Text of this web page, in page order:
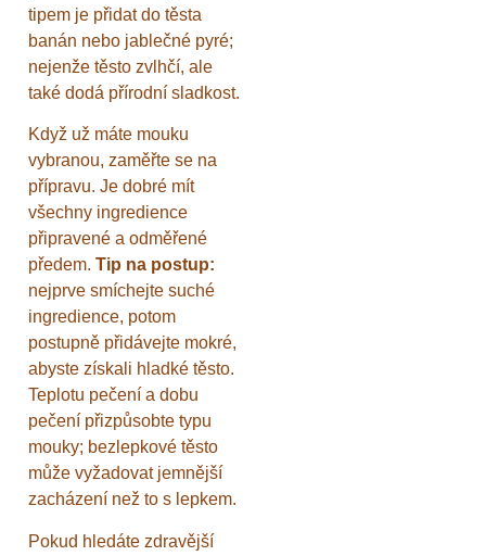
tipem je přidat do těsta
banán nebo jablečné pyré;
nejenže těsto zvlhčí, ale
také dodá přírodní sladkost.
Když už máte mouku
vybranou, zaměřte se na
přípravu. Je dobré mít
všechny ingredience
připravené a odměřené
předem. Tip na postup:
nejprve smíchejte suché
ingredience, potom
postupně přidávejte mokré,
abyste získali hladké těsto.
Teplotu pečení a dobu
pečení přizpůsobte typu
mouky; bezlepkové těsto
může vyžadovat jemnější
zacházení než to s lepkem.
Pokud hledáte zdravější